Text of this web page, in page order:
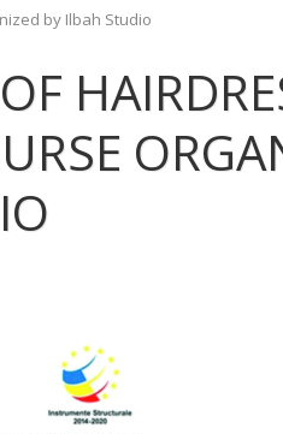
by Ilbah Studio